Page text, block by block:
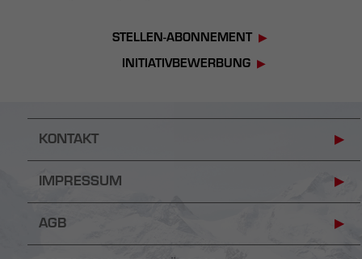
STELLEN-ABONNEMENT
INITIATIVBEWERBUNG
KONTAKT
IMPRESSUM
AGB